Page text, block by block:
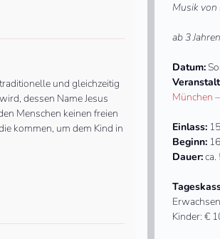
und gleichzeitig
dessen Name Jesus
Menschen keinen freien
kommen, um dem Kind in
Musik von
ab 3 Jahren
Datum:
München
Einlass:
Beginn:
Dauer:ca.
Kinder: €